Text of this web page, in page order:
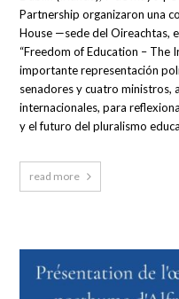
Partnership organizaron una
House —sede del Oireachtas,
“Freedom of Education – The
importante representación
senadores y cuatro ministros,
internacionales, para
y el futuro del pluralismo
read more